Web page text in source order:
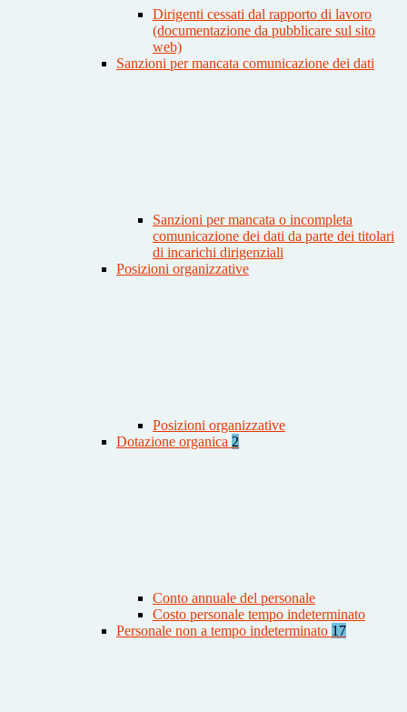
Dirigenti cessati dal rapporto di lavoro
(documentazione da pubblicare sul sito
web)
Sanzioni per mancata comunicazione dei dati
Sanzioni per mancata o incompleta
comunicazione dei dati da parte dei titolari
di incarichi dirigenziali
Posizioni organizzative
Posizioni organizzative
Dotazione organica 2
Conto annuale del personale
Costo personale tempo indeterminato
Personale non a tempo indeterminato 17